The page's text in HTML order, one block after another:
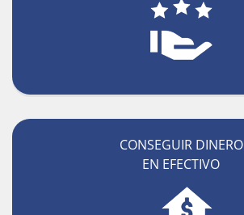
CONSEGUIR DINERO
EN EFECTIVO